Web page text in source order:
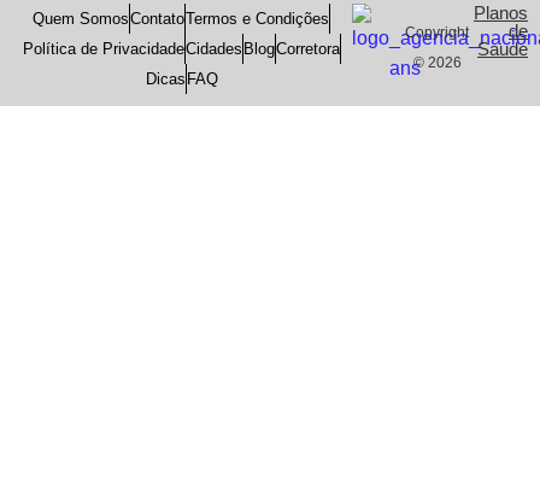
Quem SomosContatoTermos e Condições
Política de PrivacidadeCidades BlogCorretora
Dicas FAQ
Copyright
© 2026
Planos
de
Saude